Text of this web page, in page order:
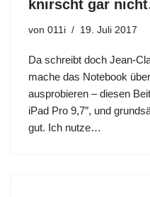
knirscht gar
von 011i 19. Juli 2017
Da schreibt doch Jean-
mache das Notebook
ausprobieren – diesen
iPad Pro 9,7″, und
gut. Ich nutze…